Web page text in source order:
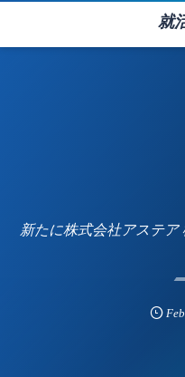
就
新たに株式会社アステア